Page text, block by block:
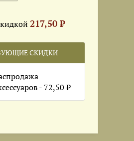
217,50 ₽
СКИДКИ
- 72,50 ₽